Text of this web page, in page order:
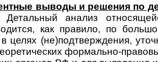
выводы и решения по
Де­таль­ный ана­лиз
как правило, по
целях (не)подтверждения,
формально-